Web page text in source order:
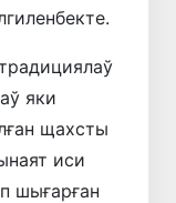
яки
щахсты
иси
шығарған